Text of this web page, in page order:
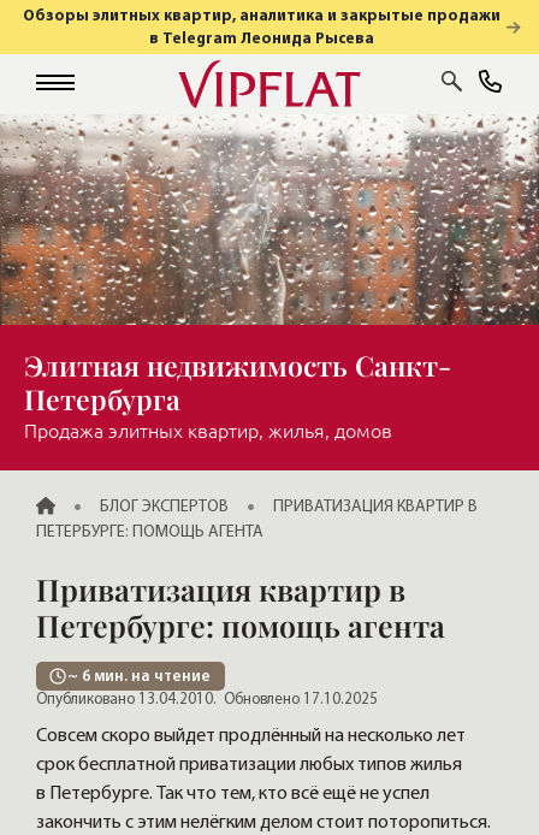
Обзоры элитных квартир, аналитика и закрытые продажи
в Telegram Леонида Рысева
Элитная недвижимость Санкт-
Петербурга
Продажа элитных квартир, жилья, домов
ГЛАВНАЯБЛОГ ЭКСПЕРТОВ
ПРИВАТИЗАЦИЯ КВАРТИР В
ПЕТЕРБУРГЕ: ПОМОЩЬ АГЕНТА
Приватизация квартир в
Петербурге: помощь агента
~ 6 мин. на чтение
Опубликовано 13.04.2010. Обновлено 17.10.2025
Совсем скоро выйдет продлённый на несколько лет
срок бесплатной приватизации любых типов жилья
в Петербурге. Так что тем, кто всё ещё не успел
закончить с этим нелёгким делом стоит поторопиться.